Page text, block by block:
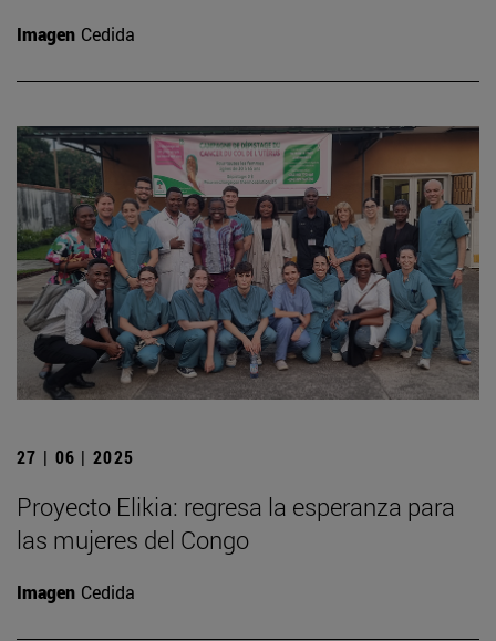
Imagen Cedida
27 | 06 | 2025
Proyecto Elikia: regresa la esperanza para
las mujeres del Congo
Imagen Cedida